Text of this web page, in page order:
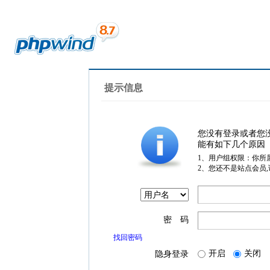
提示信息
您没有登录或者您
能有如下几个原因
1、用户组权限：你所
2、您还不是站点会员
密 码
找回密码
隐身登录 开启 关闭